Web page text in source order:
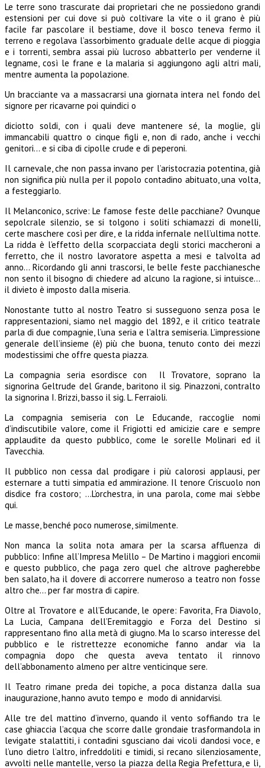
Le terre sono trascurate dai proprietari che ne possiedono grandi
estensioni per cui dove si può coltivare la vite o il grano è più
facile far pascolare il bestiame, dove il bosco teneva fermo il
terreno e regolava l’assorbimento graduale delle acque di pioggia
e i torrenti, sembra assai più lucroso abbatterlo per venderne il
legname, così le frane e la malaria si aggiungono agli altri mali,
mentre aumenta la popolazione.
Un bracciante va a massacrarsi una giornata intera nel fondo del
signore per ricavarne poi quindici o
diciotto soldi, con i quali deve mantenere sé, la moglie, gli
immancabili quattro o cinque figli e, non di rado, anche i vecchi
genitori… e si ciba di cipolle crude e di peperoni.
Il carnevale, che non passa invano per l’aristocrazia potentina, già
non significa più nulla per il popolo contadino abituato, una volta,
a festeggiarlo.
Il Melanconico, scrive: Le famose feste delle pacchiane? Ovunque
sepolcrale silenzio, se si tolgono i soliti schiamazzi di monelli,
certe maschere così per dire, e la ridda infernale nell’ultima notte.
La ridda è l’effetto della scorpacciata degli storici maccheroni a
ferretto, che il nostro lavoratore aspetta a mesi e talvolta ad
anno… Ricordando gli anni trascorsi, le belle feste pacchianesche
non sento il bisogno di chiedere ad alcuno la ragione, si intuisce…
il divieto è imposto dalla miseria.
Nonostante tutto al nostro Teatro si susseguono senza posa le
rappresentazioni, siamo nel maggio del 1892, e il critico teatrale
parla di due compagnie, l’una seria e l’altra semiseria. L’impressione
generale dell’insieme (è) più che buona, tenuto conto dei mezzi
modestissimi che offre questa piazza.
La compagnia seria esordisce con Il Trovatore, soprano la
signorina Geltrude del Grande, baritono il sig. Pinazzoni, contralto
la signorina I. Brizzi, basso il sig. L. Ferraioli.
La compagnia semiseria con Le Educande, raccoglie nomi
d’indiscutibile valore, come il Frigiotti ed amicizie care e sempre
applaudite da questo pubblico, come le sorelle Molinari ed il
Tavecchia.
Il pubblico non cessa dal prodigare i più calorosi applausi, per
esternare a tutti simpatia ed ammirazione. Il tenore Criscuolo non
disdice fra costoro; …L’orchestra, in una parola, come mai s’ebbe
qui.
Le masse, benché poco numerose, similmente.
Non manca la solita nota amara per la scarsa affluenza di
pubblico: Infine all’Impresa Melillo – De Martino i maggiori encomii
e questo pubblico, che paga zero quel che altrove pagherebbe
ben salato, ha il dovere di accorrere numeroso a teatro non fosse
altro che… per far mostra di capire.
Oltre al Trovatore e all’Educande, le opere: Favorita, Fra Diavolo,
La Lucia, Campana dell’Eremitaggio e Forza del Destino si
rappresentano fino alla metà di giugno. Ma lo scarso interesse del
pubblico e le ristrettezze economiche fanno andar via la
compagnia dopo che questa aveva tentato il rinnovo
dell’abbonamento almeno per altre venticinque sere.
Il Teatro rimane preda dei topiche, a poca distanza dalla sua
inaugurazione, hanno avuto tempo e modo di annidarvisi.
Alle tre del mattino d’inverno, quando il vento soffiando tra le
case ghiaccia l’acqua che scorre dalle grondaie trasformandola in
levigate stalattiti, i contadini sgusciano dai vicoli dandosi voce, e
l’uno dietro l’altro, infreddoliti e timidi, si recano silenziosamente,
avvolti nelle mantelle, verso la piazza della Regia Prefettura, e lì,